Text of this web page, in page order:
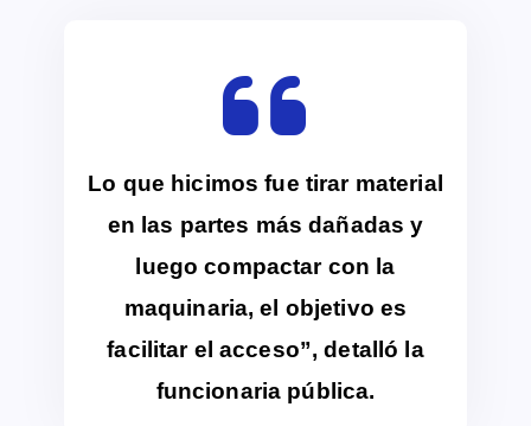
Lo que hicimos fue tirar material
en las partes más dañadas y
luego compactar con la
maquinaria, el objetivo es
facilitar el acceso”, detalló la
funcionaria pública.